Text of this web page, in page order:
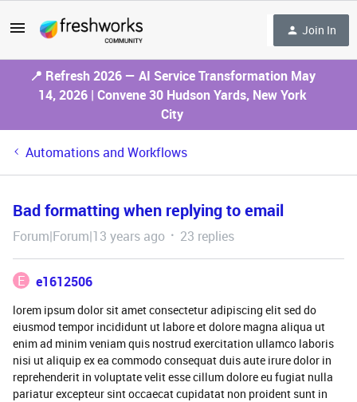
Join In
📍 Refresh 2026 — AI Service Transformation May
14, 2026 | Convene 30 Hudson Yards, New York
City
Automations and Workflows
Bad formatting when replying to email
Forum|Forum|13 years ago 23 replies
E e1612506
lorem ipsum dolor sit amet consectetur adipiscing elit sed do
eiusmod tempor incididunt ut labore et dolore magna aliqua ut
enim ad minim veniam quis nostrud exercitation ullamco laboris
nisi ut aliquip ex ea commodo consequat duis aute irure dolor in
reprehenderit in voluptate velit esse cillum dolore eu fugiat nulla
pariatur excepteur sint occaecat cupidatat non proident sunt in